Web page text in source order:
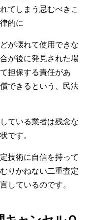
てしまう忌むべきこ
的に
が壊れて使用できな
が後に発見された場
担保する責任があ
できるという、民法
ている業者は残念な
です。
技術に自信を持って
りかねない二重査定
しているのです。